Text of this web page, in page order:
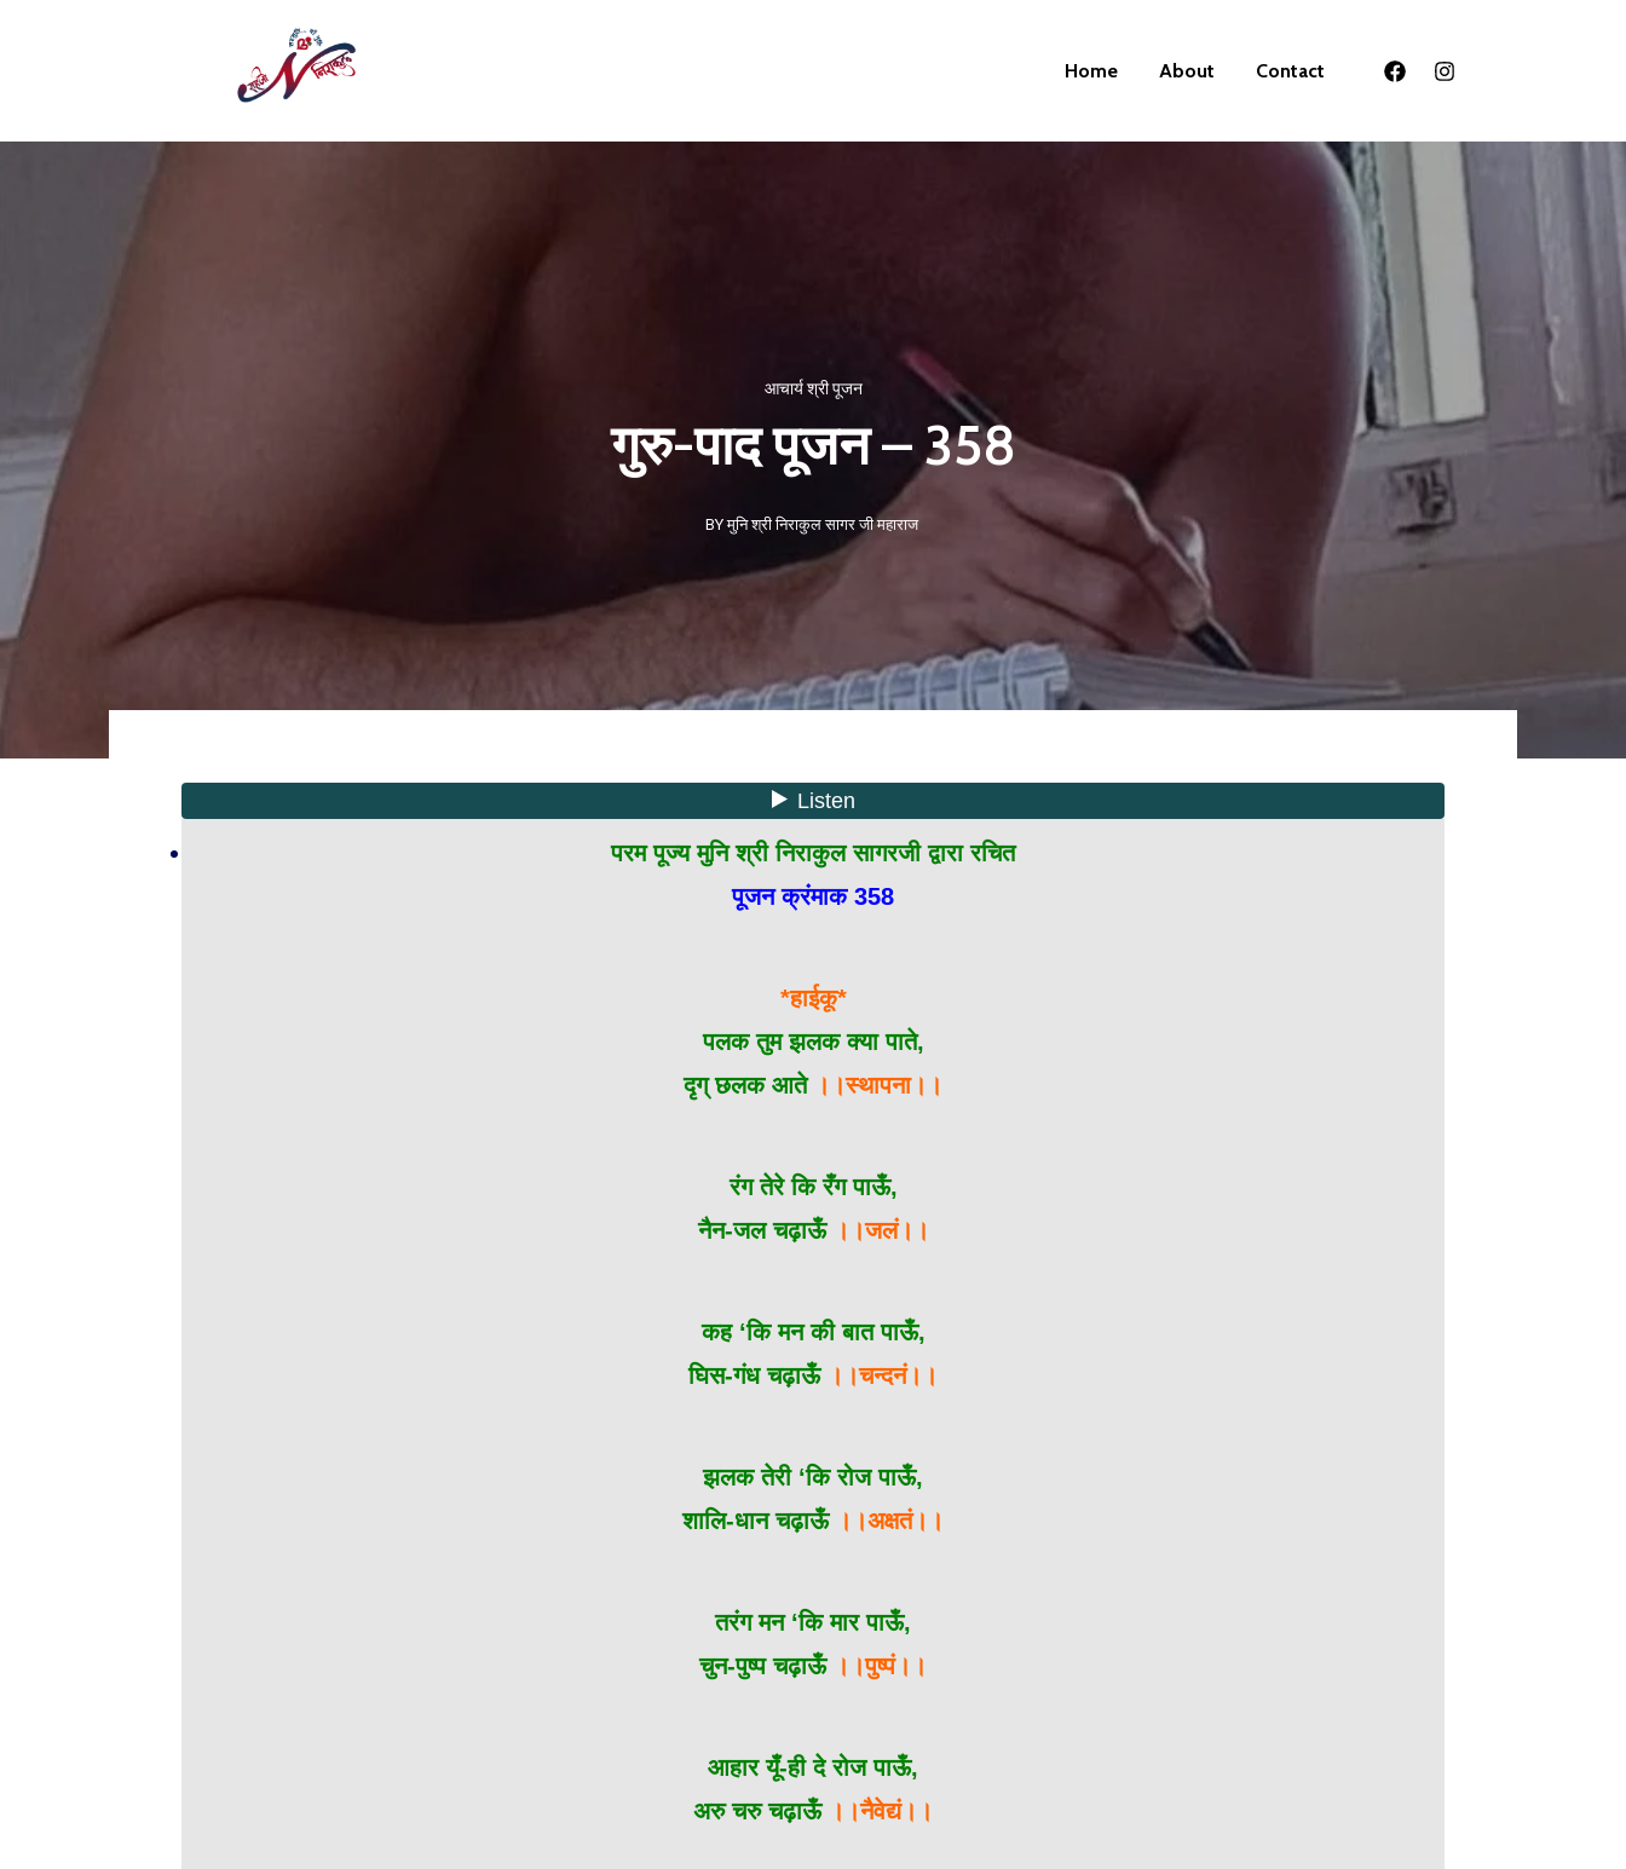
Home About Contact
आचार्य श्री पूजन
गुरु-पाद पूजन – 358
BY मुनि श्री निराकुल सागर जी महाराज
परम पूज्य मुनि श्री निराकुल सागरजी द्वारा रचित
पूजन क्रंमाक 358
*हाईकू*
पलक तुम झलक क्या पाते,
दृग् छलक आते ।।स्थापना।।
रंग तेरे कि रँग पाऊँ,
नैन-जल चढ़ाऊँ।।जलं।।
कह ‘कि मन की बात पाऊँ,
घिस-गंध चढ़ाऊँ।।चन्दनं।।
झलक तेरी ‘कि रोज पाऊँ,
शालि-धान चढ़ाऊँ।।अक्षतं।।
तरंग मन ‘कि मार पाऊँ,
चुन-पुष्प चढ़ाऊँ ।।पुष्पं।।
आहार यूँ-ही दे रोज पाऊँ,
अरु चरु चढ़ाऊँ।।नैवेद्यं।।